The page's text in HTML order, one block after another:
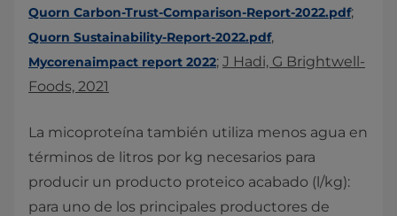
Quorn Carbon-Trust-Comparison-Report-2022.pdf;
Quorn Sustainability-Report-2022.pdf,
Mycorenaimpact report 2022; J Hadi, G Brightwell-
Foods, 2021
La micoproteína también utiliza menos agua en
términos de litros por kg necesarios para
producir un producto proteico acabado (l/kg):
para uno de los principales productores de